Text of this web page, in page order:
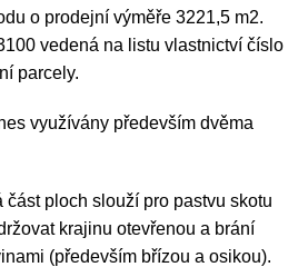
o prodejní výměře 3221,5 m2.
vedená na listu vlastnictví číslo
parcely.
využívány především dvěma
část ploch slouží pro pastvu skotu
krajinu otevřenou a brání
(především břízou a osikou).